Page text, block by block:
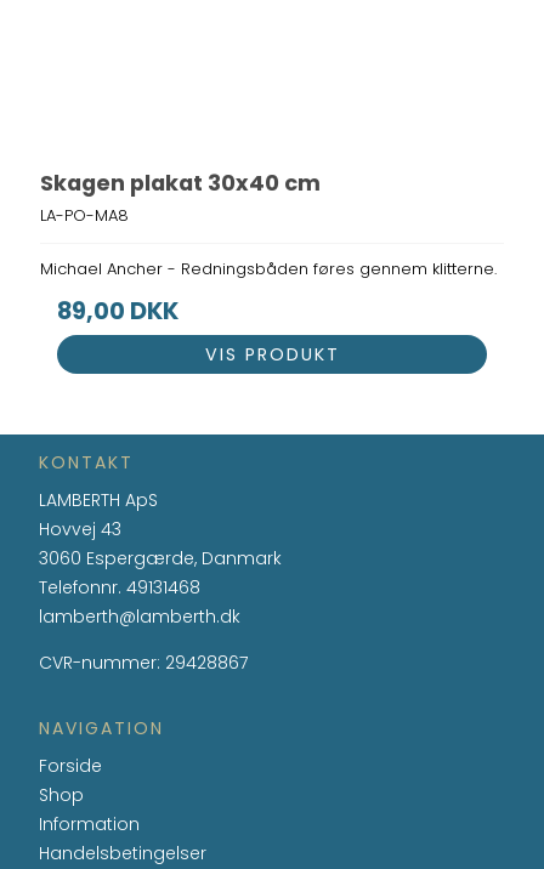
Skagen plakat 30x40 cm
LA-PO-MA8
Michael Ancher - Redningsbåden føres gennem klitterne.
89,00 DKK
VIS PRODUKT
KONTAKT
LAMBERTH ApS
Hovvej 43
3060 Espergærde, Danmark
Telefonnr.49131468
lamberth@lamberth.dk
CVR-nummer: 29428867
NAVIGATION
Forside
Shop
Information
Handelsbetingelser